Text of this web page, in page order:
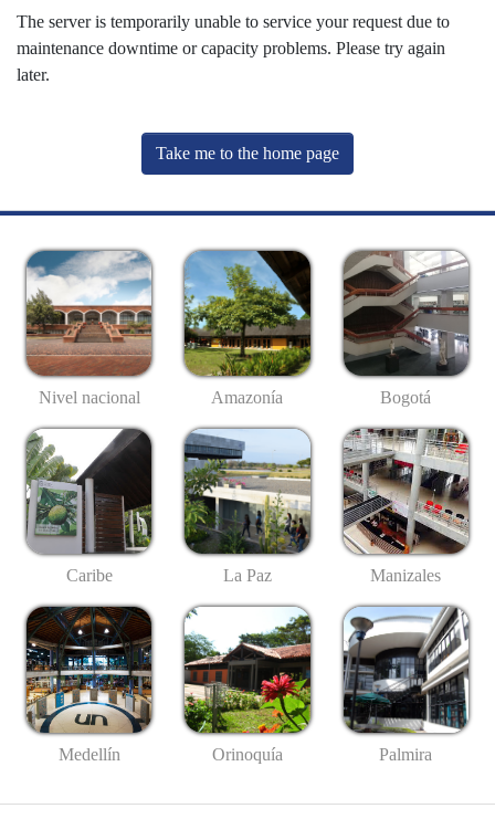
The server is temporarily unable to service your request due to
maintenance downtime or capacity problems. Please try again
later.
Take me to the home page
Nivel nacional Amazonía Bogotá
Caribe La Paz Manizales
Medellín Orinoquía Palmira